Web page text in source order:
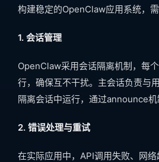
构建稳定的OpenClaw应用系统，需
1. 会话管理
OpenClaw采用会话隔离机制，每
行，确保互不干扰。主会话负责与
隔离会话中运行，通过announce机
2. 错误处理与重试
在实际应用中，API调用失败、网络